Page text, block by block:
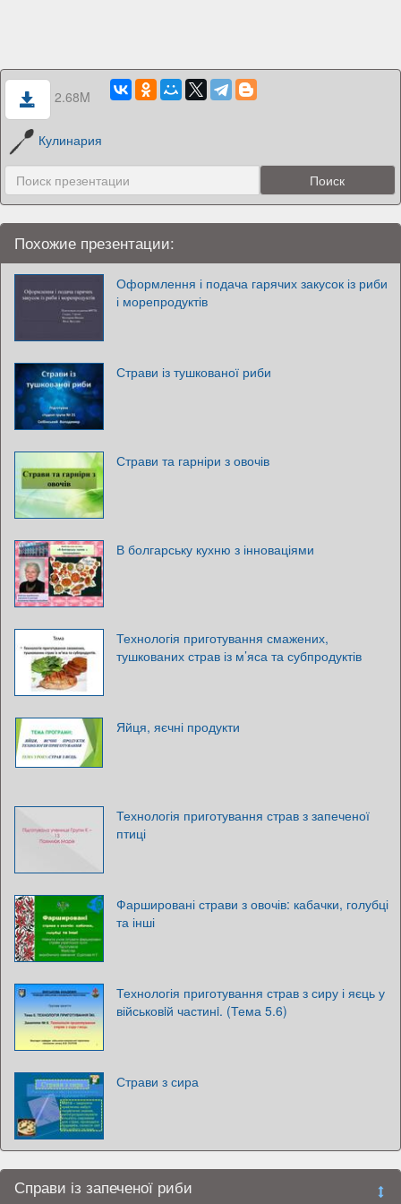
2.68M
Кулинария
Похожие презентации:
Оформлення і подача гарячих закусок із риби
і морепродуктів
Страви із тушкованої риби
Страви та гарніри з овочів
В болгарську кухню з інноваціями
Технологія приготування смажених,
тушкованих страв із м’яса та субпродуктів
Яйця, яєчні продукти
Технологія приготування страв з запеченої
птиці
Фаршировані страви з овочів: кабачки, голубці
та інші
Технологія приготування страв з сиру і яєць у
військовiй частинi. (Тема 5.6)
Страви з сира
Справи із запеченої риби